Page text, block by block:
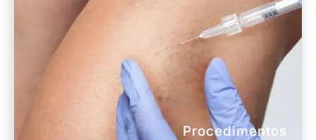
Procedimentos